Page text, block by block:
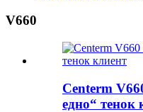
V660
Centerm
едно“ тенок